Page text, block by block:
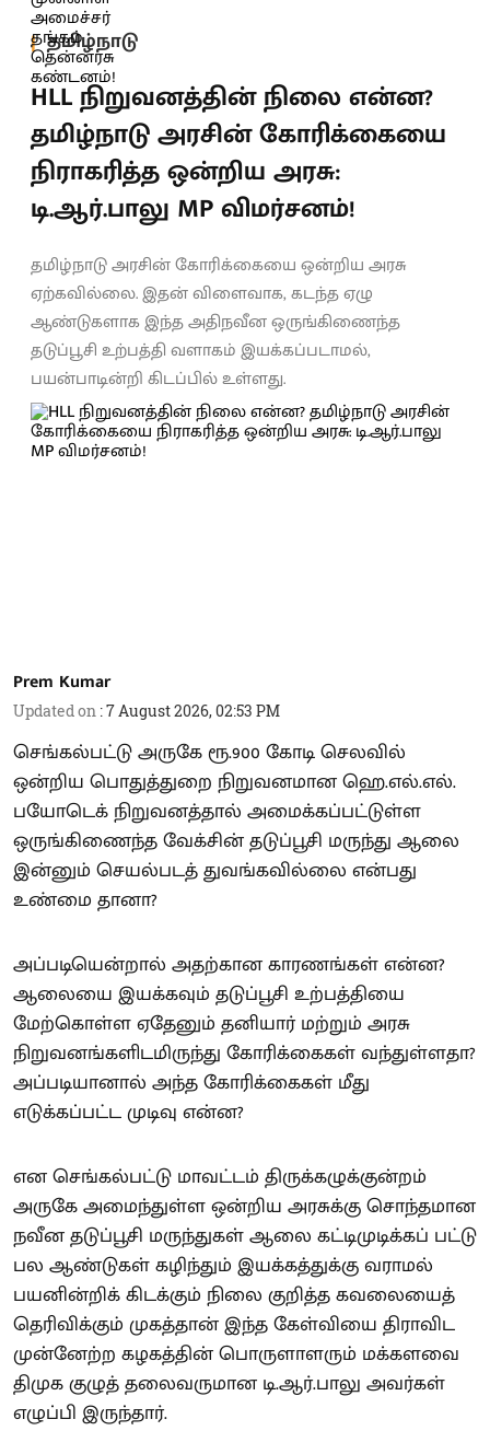
தமிழ்நாடு
HLL நிறுவனத்தின் நிலை என்ன?
தமிழ்நாடு அரசின் கோரிக்கையை
நிராகரித்த ஒன்றிய அரசு:
டி.ஆர்.பாலு MP விமர்சனம்!
தமிழ்நாடு அரசின் கோரிக்கையை ஒன்றிய அரசு
ஏற்கவில்லை. இதன் விளைவாக, கடந்த ஏழு
ஆண்டுகளாக இந்த அதிநவீன ஒருங்கிணைந்த
தடுப்பூசி உற்பத்தி வளாகம் இயக்கப்படாமல்,
பயன்பாடின்றி கிடப்பில் உள்ளது.
Prem Kumar
Updated on :7 August 2026, 02:53 PM
செங்கல்பட்டு அருகே ரூ.900 கோடி செலவில்
ஒன்றிய பொதுத்துறை நிறுவனமான ஹெ.எல்.எல்.
பயோடெக் நிறுவனத்தால் அமைக்கப்பட்டுள்ள
ஒருங்கிணைந்த வேக்சின் தடுப்பூசி மருந்து ஆலை
இன்னும் செயல்படத் துவங்கவில்லை என்பது
உண்மை தானா?
அப்படியென்றால் அதற்கான காரணங்கள் என்ன?
ஆலையை இயக்கவும் தடுப்பூசி உற்பத்தியை
மேற்கொள்ள ஏதேனும் தனியார் மற்றும் அரசு
நிறுவனங்களிடமிருந்து கோரிக்கைகள் வந்துள்ளதா?
அப்படியானால் அந்த கோரிக்கைகள் மீது
எடுக்கப்பட்ட முடிவு என்ன?
என செங்கல்பட்டு மாவட்டம் திருக்கழுக்குன்றம்
அருகே அமைந்துள்ள ஒன்றிய அரசுக்கு சொந்தமான
நவீன தடுப்பூசி மருந்துகள் ஆலை கட்டிமுடிக்கப் பட்டு
பல ஆண்டுகள் கழிந்தும் இயக்கத்துக்கு வராமல்
பயனின்றிக் கிடக்கும் நிலை குறித்த கவலையைத்
தெரிவிக்கும் முகத்தான் இந்த கேள்வியை திராவிட
முன்னேற்ற கழகத்தின் பொருளாளரும் மக்களவை
திமுக குழுத் தலைவருமான டி.ஆர்.பாலு அவர்கள்
எழுப்பி இருந்தார்.